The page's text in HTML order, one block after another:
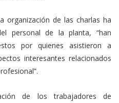
organización de las charlas ha
personal de la planta, “han
por quienes asistieron a
interesantes relacionados
de los trabajadores de